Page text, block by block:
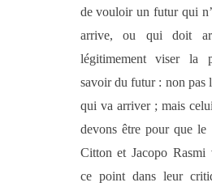
de vouloir un futur qui
arrive, ou qui doit
légitimement viser la
savoir du futur : non pas
qui va arriver ; mais
devons être pour que
Citton et Jacopo
ce point dans leur